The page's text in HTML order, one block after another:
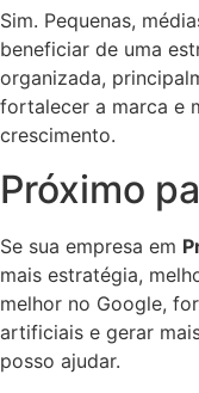
Sim. Pequenas,
beneficiar de uma
organizada,
fortalecer a marca e
crescimento.
Próximo
Se sua empresa em
mais estratégia,
melhor no Google,
artificiais e gerar
posso ajudar.